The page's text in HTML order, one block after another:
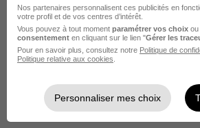
Le Recrutement chez
domaine Logistique
STEF Agent de quai
STEF Chef d'équipe logistique
Nos partenaires personnalisent ces publicités en
votre profil et de vos centres d’intérêt.
Vous pouvez à tout moment paramétrer vos choix ou
consentement en cliquant sur le lien "Gérer les
Pour en savoir plus, consultez notre Politique de
Politique relative aux cookies
Personnaliser mes choix